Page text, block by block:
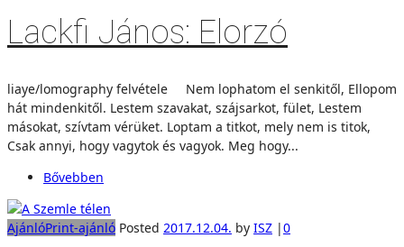
Lackfi János: Elorzó
liaye/lomography felvétele Nem lophatom el senkitől, Ellopom
hát mindenkitől. Lestem szavakat, szájsarkot, fület, Lestem
másokat, szívtam vérüket. Loptam a titkot, mely nem is titok,
Csak annyi, hogy vagytok és vagyok. Meg hogy...
Bővebben
AjánlóPrint-ajánló Posted 2017.12.04. by ISZ |0